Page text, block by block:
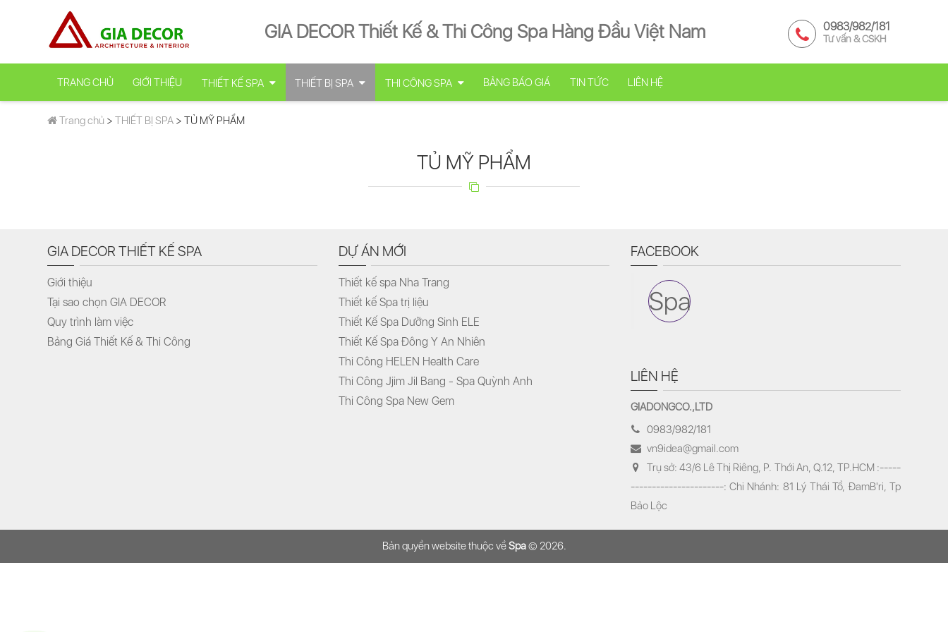
GIA DECOR Thiết Kế & Thi Công Spa Hàng Đầu Việt Nam 0983/982/181
Tư vấn & CSKH
TRANG CHỦ GIỚI THIỆU THIẾT KẾ SPA THIẾT BỊ SPA THI CÔNG SPA BẢNG BÁO GIÁ TIN TỨC LIÊN HỆ
Trang chủ > THIẾT BỊ SPA > TỦ MỸ PHẨM
TỦ MỸ PHẨM
GIA DECOR THIẾT KẾ SPA
Giới thiệu
Tại sao chọn GIA DECOR
Quy trình làm việc
Bảng Giá Thiết Kế & Thi Công
DỰ ÁN MỚI
Thiết kế spa Nha Trang
Thiết kế Spa trị liệu
Thiết Kế Spa Dưỡng Sinh ELE
Thiết Kế Spa Đông Y An Nhiên
Thi Công HELEN Health Care
Thi Công Jjim Jil Bang - Spa Quỳnh Anh
Thi Công Spa New Gem
FACEBOOK
Spa
LIÊN HỆ
GIADONGCO.,LTD
0983/982/181
vn9idea@gmail.com
Trụ sở: 43/6 Lê Thị Riêng, P. Thới An, Q.12, TP.HCM :-----
----------------------: Chi Nhánh: 81 Lý Thái Tổ, ĐamB'ri, Tp
Bảo Lộc
Bản quyền website thuộc vềSpa© 2026.